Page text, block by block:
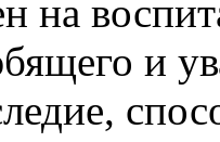
на
и